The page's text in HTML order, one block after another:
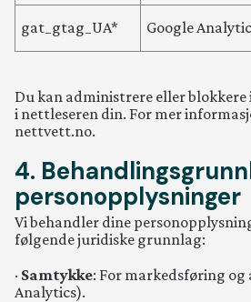
gat_gtag_UA* Google
Du kan administrere eller
i nettleseren din. For mer
nettvett.no.
4.
personopplysninger
Vi behandler dine
følgende juridiske grunnlag:
· Samtykke: For markedsføring og
Analytics).